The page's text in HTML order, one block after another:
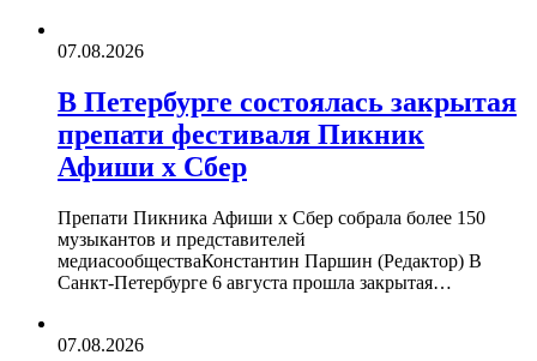
07.08.2026
В Петербурге состоялась закрытая
препати фестиваля Пикник
Афиши х Сбер
Препати Пикника Афиши х Сбер собрала более 150
музыкантов и представителей
медиасообществаКонстантин Паршин (Редактор) В
Санкт-Петербурге 6 августа прошла закрытая…
07.08.2026